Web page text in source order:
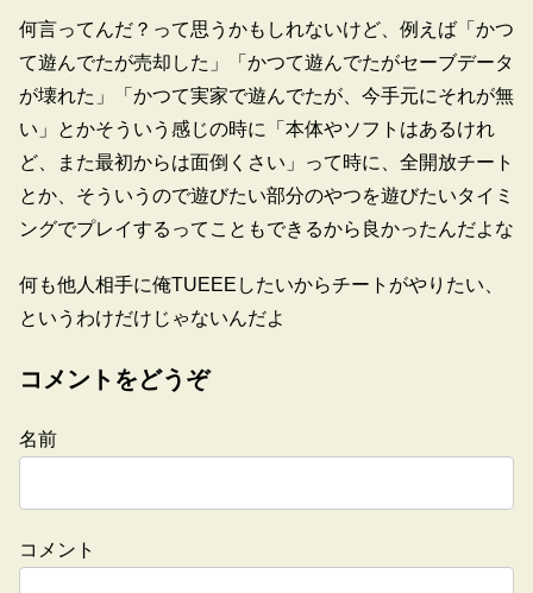
何言ってんだ？って思うかもしれないけど、例えば「かつ
て遊んでたが売却した」「かつて遊んでたがセーブデータ
が壊れた」「かつて実家で遊んでたが、今手元にそれが無
い」とかそういう感じの時に「本体やソフトはあるけれ
ど、また最初からは面倒くさい」って時に、全開放チート
とか、そういうので遊びたい部分のやつを遊びたいタイミ
ングでプレイするってこともできるから良かったんだよな
何も他人相手に俺TUEEEしたいからチートがやりたい、
というわけだけじゃないんだよ
コメントをどうぞ
名前
コメント